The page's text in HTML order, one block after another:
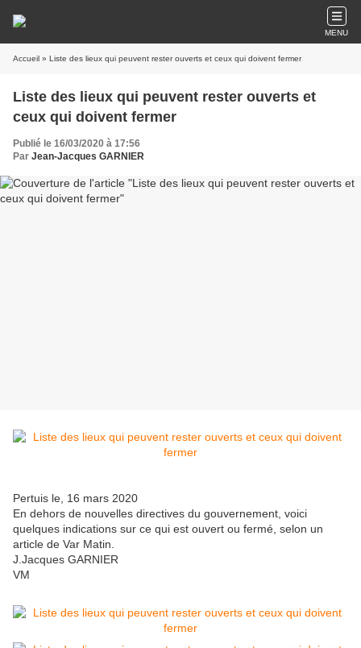
MENU
Accueil » Liste des lieux qui peuvent rester ouverts et ceux qui doivent fermer
Liste des lieux qui peuvent rester ouverts et
ceux qui doivent fermer
Publié le 16/03/2020 à 17:56
Par Jean-Jacques GARNIER
Pertuis le, 16 mars 2020
En dehors de nouvelles directives du gouvernement, voici
quelques indications sur ce qui est ouvert ou fermé, selon un
article de Var Matin.
J.Jacques GARNIER
VM